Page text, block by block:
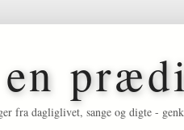
fra dagliglivet, sange og digte -